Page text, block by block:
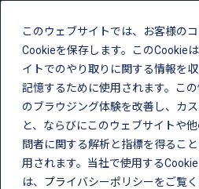
このウェブサイトでは、お客様の
Cookieを保存します。このCookie
イトでのやり取りに関する情報を
記憶するために使用されます。こ
のブラウジング体験を改善し、カ
と、ならびにこのウェブサイトや
問者に関する解析と指標を得るこ
用されます。当社で使用する
は、 プライバシーポリシーをご覧く
GHG排出量の算
簡単に